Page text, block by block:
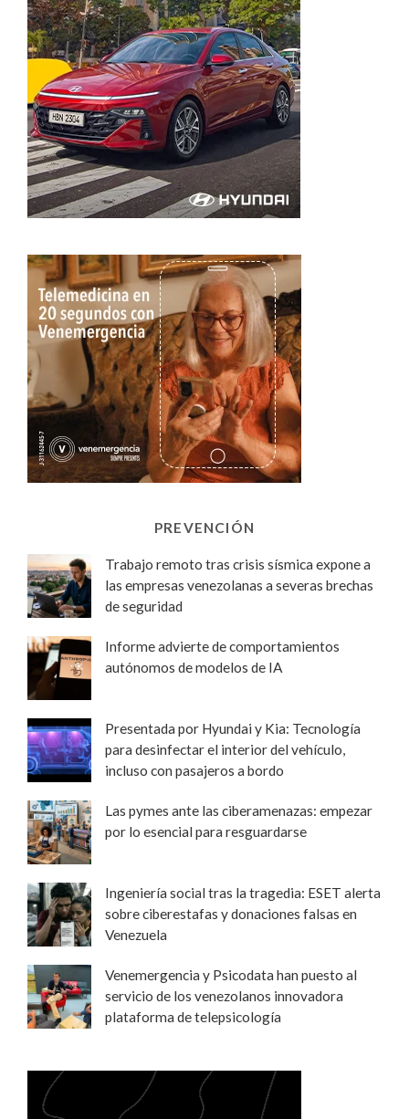
PREVENCIÓN
Trabajo remoto tras crisis sísmica expone a
las empresas venezolanas a severas brechas
de seguridad
Informe advierte de comportamientos
autónomos de modelos de IA
Presentada por Hyundai y Kia: Tecnología
para desinfectar el interior del vehículo,
incluso con pasajeros a bordo
Las pymes ante las ciberamenazas: empezar
por lo esencial para resguardarse
Ingeniería social tras la tragedia: ESET alerta
sobre ciberestafas y donaciones falsas en
Venezuela
Venemergencia y Psicodata han puesto al
servicio de los venezolanos innovadora
plataforma de telepsicología